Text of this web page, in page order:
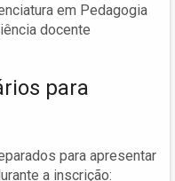
em Pedagogia
docente
para
para apresentar
a inscrição: